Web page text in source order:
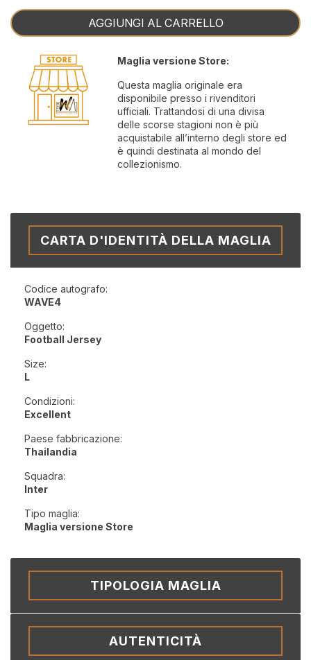
AGGIUNGI AL CARRELLO
Maglia versione Store:
Questa maglia originale era
disponibile presso i rivenditori
ufficiali. Trattandosi di una divisa
delle scorse stagioni non è più
acquistabile all’interno degli store ed
è quindi destinata al mondo del
collezionismo.
CARTA D'IDENTITÀ DELLA MAGLIA
Codice autografo:
WAVE4
Oggetto:
Football Jersey
Size:
L
Condizioni:
Excellent
Paese fabbricazione:
Thailandia
Squadra:
Inter
Tipo maglia:
Maglia versione Store
TIPOLOGIA MAGLIA
AUTENTICITÀ